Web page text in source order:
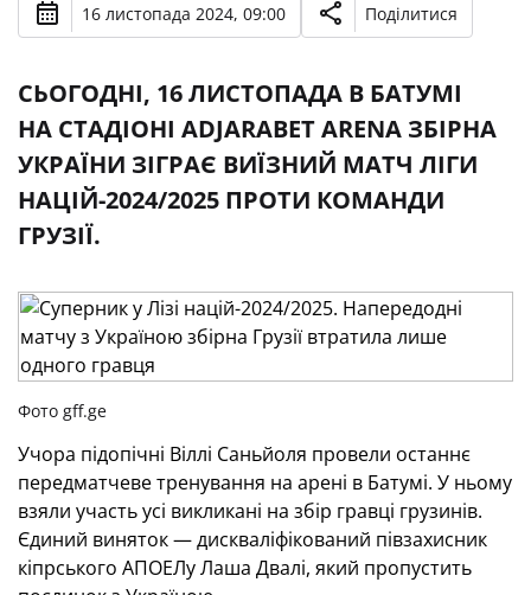
16 листопада 2024, 09:00 Поділитися
СЬОГОДНІ, 16 ЛИСТОПАДА В БАТУМІ
НА СТАДІОНІ ADJARABET ARENA ЗБІРНА
УКРАЇНИ ЗІГРАЄ ВИЇЗНИЙ МАТЧ ЛІГИ
НАЦІЙ-2024/2025 ПРОТИ КОМАНДИ
ГРУЗІЇ.
Фото gff.ge
Учора підопічні Віллі Саньйоля провели останнє
передматчеве тренування на арені в Батумі. У ньому
взяли участь усі викликані на збір гравці грузинів.
Єдиний виняток — дискваліфікований півзахисник
кіпрського АПОЕЛу Лаша Двалі, який пропустить